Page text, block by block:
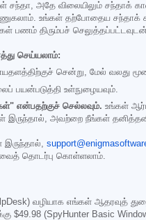
சந்தா, அதே விலையிலும் சந்தாக்
உங்கள் தற்போதைய
பணம் திரும்பச்
செய்யலாம்:
சென்று, மேல் வலது
பயன்படுத்தி உள்நுழையவும்.
என்பதற்குச் செல்லவும். உங்கள்
இருந்தால், அவற்றை நீங்கள்
தொடர்பு கொள்ளலாம்.
வழியாக எங்கள் ஆதரவுத்
$49.98 (SpyHunter Basic